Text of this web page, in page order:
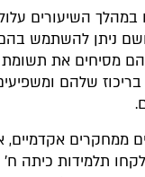
במהלך השיעורים
ניתן להשתמש בהם
מסיחים את
בריכוז שלהם
ממחקרים אקדמיים,
תלמידות כיתה ח'